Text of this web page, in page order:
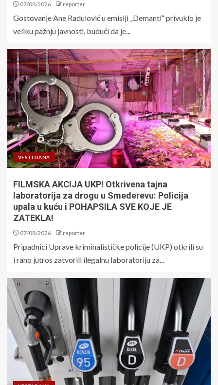
07/08/2026 reporter
Gostovanje Ane Radulović u emisiji „Demanti“ privuklo je
veliku pažnju javnosti, budući da je...
VESTI DANA
FILMSKA AKCIJA UKP! Otkrivena tajna
laboratorija za drogu u Smederevu: Policija
upala u kuću i POHAPSILA SVE KOJE JE
ZATEKLA!
07/08/2026 reporter
Pripadnici Uprave kriminalističke policije (UKP) otkrili su
i rano jutros zatvorili ilegalnu laboratoriju za...